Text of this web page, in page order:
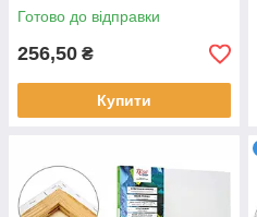
Готово до відправки
256,50 ₴
Купити